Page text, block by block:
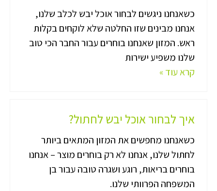
כשאנחנו ניגשים לבחור אוכל יבש לכלב שלנו,
אנחנו מבינים שזו החלטה שלא לוקחים בקלות
ראש. המזון שאנחנו בוחרים עבור החבר הכי טוב
שלנו משפיע ישירות
קרא עוד »
איך לבחור אוכל יבש לחתול?
כשאנחנו מחפשים את המזון המתאים ביותר
לחתול שלנו, אנחנו לא רק בוחרים מוצר – אנחנו
בוחרים בריאות, רוגע ושגרה טובה עבור בן
המשפחה הפרוותי שלנו.